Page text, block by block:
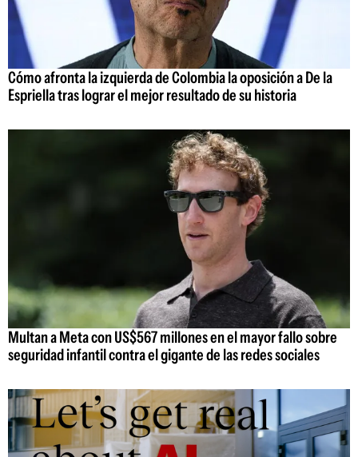
Cómo afronta la izquierda de Colombia la oposición a De la
Espriella tras lograr el mejor resultado de su historia
Multan a Meta con US$567 millones en el mayor fallo sobre
seguridad infantil contra el gigante de las redes sociales